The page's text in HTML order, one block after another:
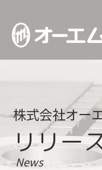
株式会社オー
リリー
News